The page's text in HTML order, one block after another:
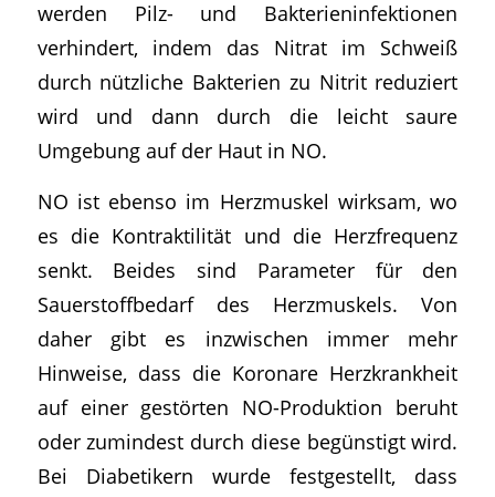
werden Pilz- und Bakterieninfektionen
verhindert, indem das Nitrat im Schweiß
durch nützliche Bakterien zu Nitrit reduziert
wird und dann durch die leicht saure
Umgebung auf der Haut in NO.
NO ist ebenso im Herzmuskel wirksam, wo
es die Kontraktilität und die Herzfrequenz
senkt. Beides sind Parameter für den
Sauerstoffbedarf des Herzmuskels. Von
daher gibt es inzwischen immer mehr
Hinweise, dass die Koronare Herzkrankheit
auf einer gestörten NO-Produktion beruht
oder zumindest durch diese begünstigt wird.
Bei Diabetikern wurde festgestellt, dass